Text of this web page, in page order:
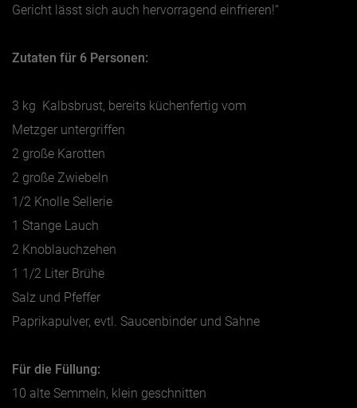
Gericht lässt sich auch hervorragend einfrieren!“
Zutaten für 6 Personen:
3 kg Kalbsbrust, bereits küchenfertig vom
Metzger untergriffen
2 große Karotten
2 große Zwiebeln
1/2 Knolle Sellerie
1 Stange Lauch
2 Knoblauchzehen
1 1/2 Liter Brühe
Salz und Pfeffer
Paprikapulver, evtl. Saucenbinder und Sahne
Für die Füllung:
10 alte Semmeln, klein geschnitten